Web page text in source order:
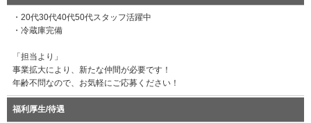
・20代30代40代50代スタッフ活躍中
・冷蔵庫完備
「担当より」
事業拡大により、新たな仲間が必要です！
年齢不問なので、お気軽にご応募ください！
福利厚生/待遇